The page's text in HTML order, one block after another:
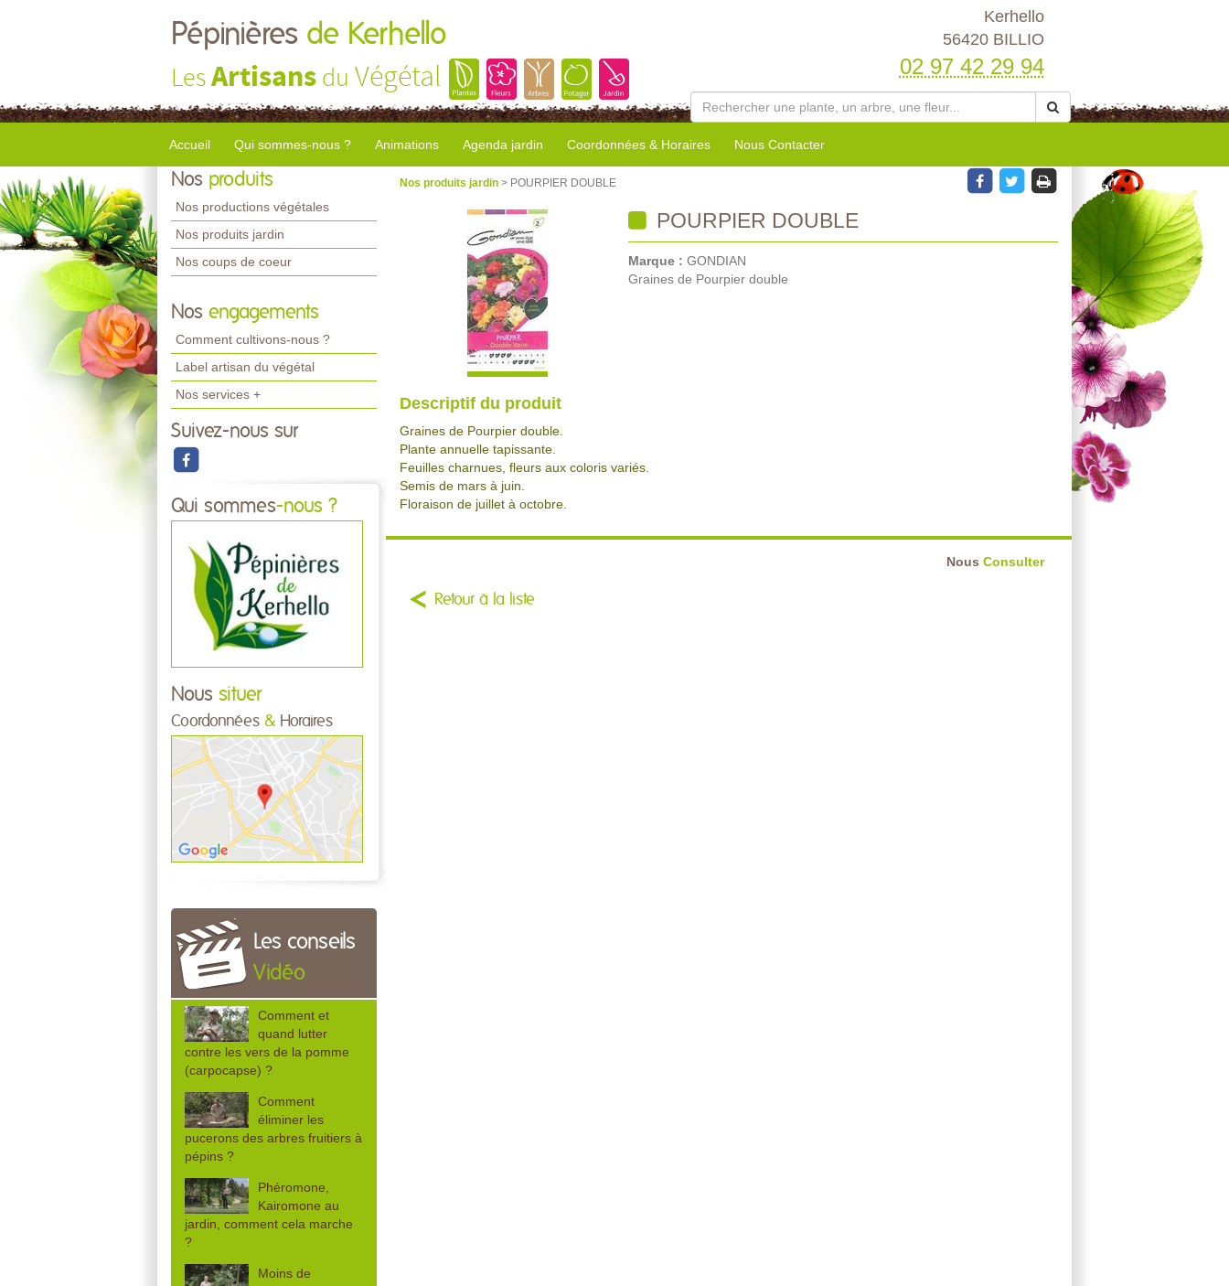
Pépinières de Kerhello
LesArtisans du Végétal
Kerhello
56420 BILLIO
02 97 42 29 94
Accueil Qui sommes-nous ? Animations Agenda jardin Coordonnées & Horaires Nous Contacter
Nos produits
Nos productions végétales
Nos produits jardin
Nos coups de coeur
Nos engagements
Comment cultivons-nous ?
Label artisan du végétal
Nos services +
Suivez-nous sur
Qui sommes-nous ?
Nous situer
Coordonnées & Horaires
Les conseils
Vidéo
Comment et
quand lutter
contre les vers de la pomme
(carpocapse) ?
Comment
éliminer les
pucerons des arbres fruitiers à
pépins ?
Phéromone,
Kairomone au
jardin, comment cela marche
?
Moins de
Nos produits jardin > POURPIER DOUBLE
POURPIER DOUBLE
Marque : GONDIAN
Graines de Pourpier double
Descriptif du produit
Graines de Pourpier double.
Plante annuelle tapissante.
Feuilles charnues, fleurs aux coloris variés.
Semis de mars à juin.
Floraison de juillet à octobre.
Nous Consulter
Retour à la liste